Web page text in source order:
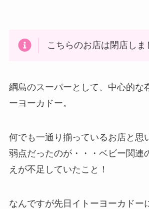
こちらのお店は閉店しま
綱島のスーパーとして、中心的な
ーヨーカドー。
何でも一通り揃っているお店と思
弱点だったのが・・・ベビー関連
えが不足していたこと！
なんですが先日イトーヨーカドー